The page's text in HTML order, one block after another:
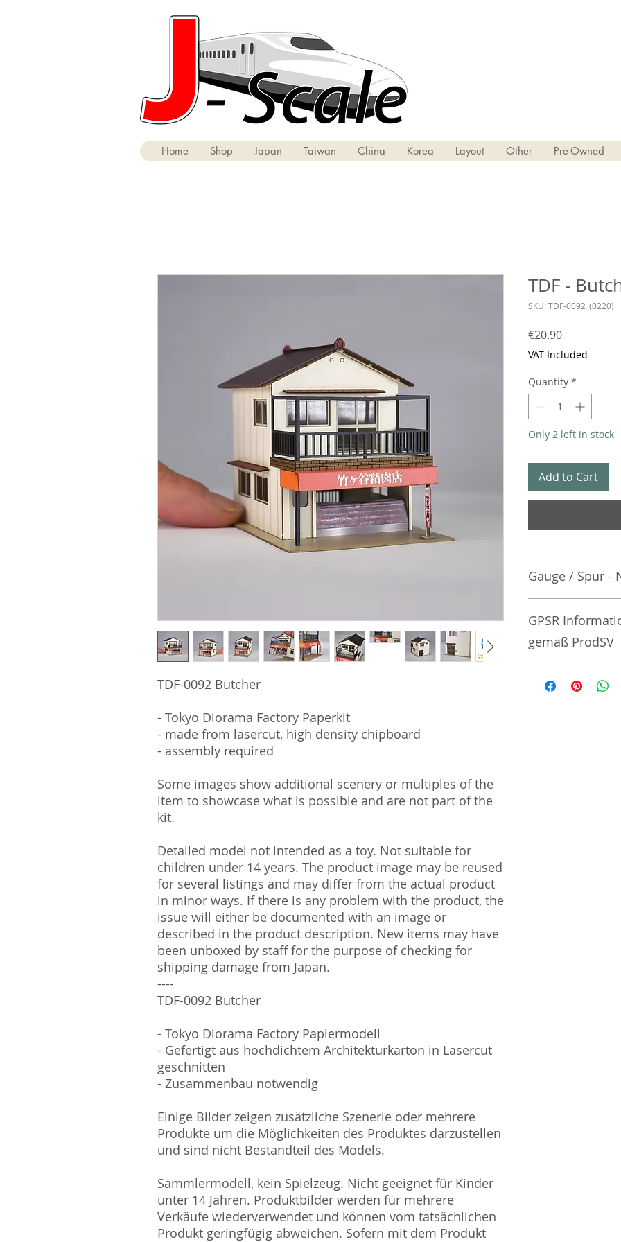
Home Shop Japan Taiwan China Korea Layout Other Pre-Owned
TDF-0092 Butcher
- Tokyo Diorama Factory Paperkit
- made from lasercut, high density chipboard
- assembly required
Some images show additional scenery or multiples of the
item to showcase what is possible and are not part of the
kit.
Detailed model not intended as a toy. Not suitable for
children under 14 years. The product image may be reused
for several listings and may differ from the actual product
in minor ways. If there is any problem with the product, the
issue will either be documented with an image or
described in the product description. New items may have
been unboxed by staff for the purpose of checking for
shipping damage from Japan.
----
TDF-0092 Butcher
- Tokyo Diorama Factory Papiermodell
- Gefertigt aus hochdichtem Architekturkarton in Lasercut
geschnitten
- Zusammenbau notwendig
Einige Bilder zeigen zusätzliche Szenerie oder mehrere
Produkte um die Möglichkeiten des Produktes darzustellen
und sind nicht Bestandteil des Models.
Sammlermodell, kein Spielzeug. Nicht geeignet für Kinder
unter 14 Jahren. Produktbilder werden für mehrere
Verkäufe wiederverwendet und können vom tatsächlichen
Produkt geringfügig abweichen. Sofern mit dem Produkt
TDF -
SKU: TDF-0092_(0220)
€20.90Price
VAT Included
Quantity *
Only 2 left in stock
Add to Cart
Gauge / Spur -
GPSR
gemäß ProdSV
Manufacturer /